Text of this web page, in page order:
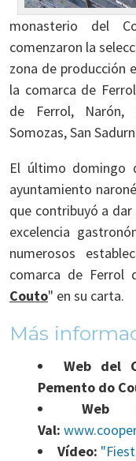
monasterio del
comenzaron la
zona de
la comarca de
de Ferrol, Narón,
Somozas, San
El último domingo
ayuntamiento
que contribuyó a
excelencia
numerosos
comarca de Ferrol
Couto" en su carta.
Más
Web del
Pemento do
Web
Val:
Vídeo: